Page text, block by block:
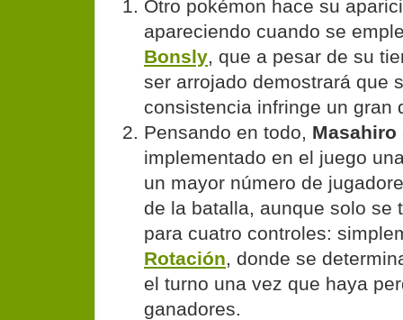
Otro pokémon hace su
apareciendo cuando se
Bonsly, que a pesar de su
ser arrojado demostrará que
consistencia infringe un gran
Pensando en todo, Masahiro
implementado en el juego
un mayor número de
de la batalla, aunque solo se
para cuatro controles:
Rotación, donde se
el turno una vez que haya
ganadores.